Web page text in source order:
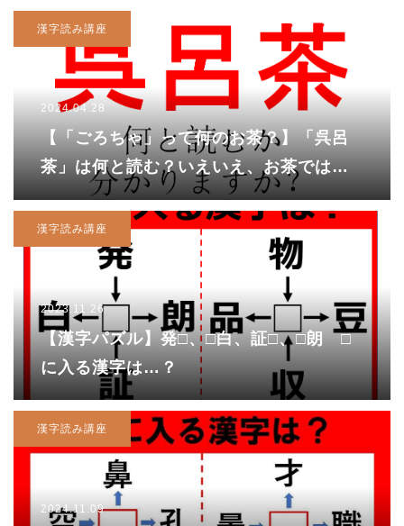
漢字読み講座
2024.04.28
【「ごろちゃ」って何のお茶？】「呉呂
茶」は何と読む？いえいえ、お茶ではな
いんです！
漢字読み講座
2023.11.26
【漢字パズル】発□、□白、証□、□朗 □
に入る漢字は…？
漢字読み講座
2024.11.09